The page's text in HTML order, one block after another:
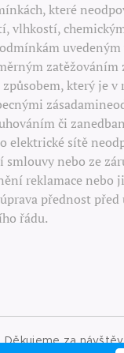
které
vlhkostí,
zatěžováním
který je v
či
elektrické sítě
smlouvy nebo ze
reklamace nebo
přednost
řádu.
Děkujeme za